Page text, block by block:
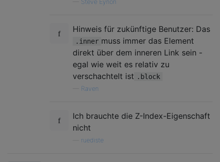
Steve Eynon
Hinweis für zukünftige Benutzer: Das
.inner muss immer das Element
direkt über dem inneren Link sein -
egal wie weit es relativ zu
verschachtelt ist .block
Raven
Ich brauchte die Z-Index-Eigenschaft
nicht
ruediste